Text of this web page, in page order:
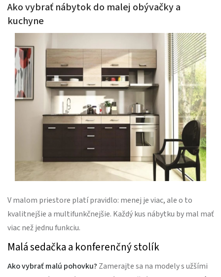
Ako vybrať nábytok do malej obývačky a
kuchyne
V malom priestore platí pravidlo: menej je viac, ale o to
kvalitnejšie a multifunkčnejšie. Každý kus nábytku by mal mať
viac než jednu funkciu.
Malá sedačka a konferenčný stolík
Ako vybrať malú pohovku? Zamerajte sa na modely s užšími